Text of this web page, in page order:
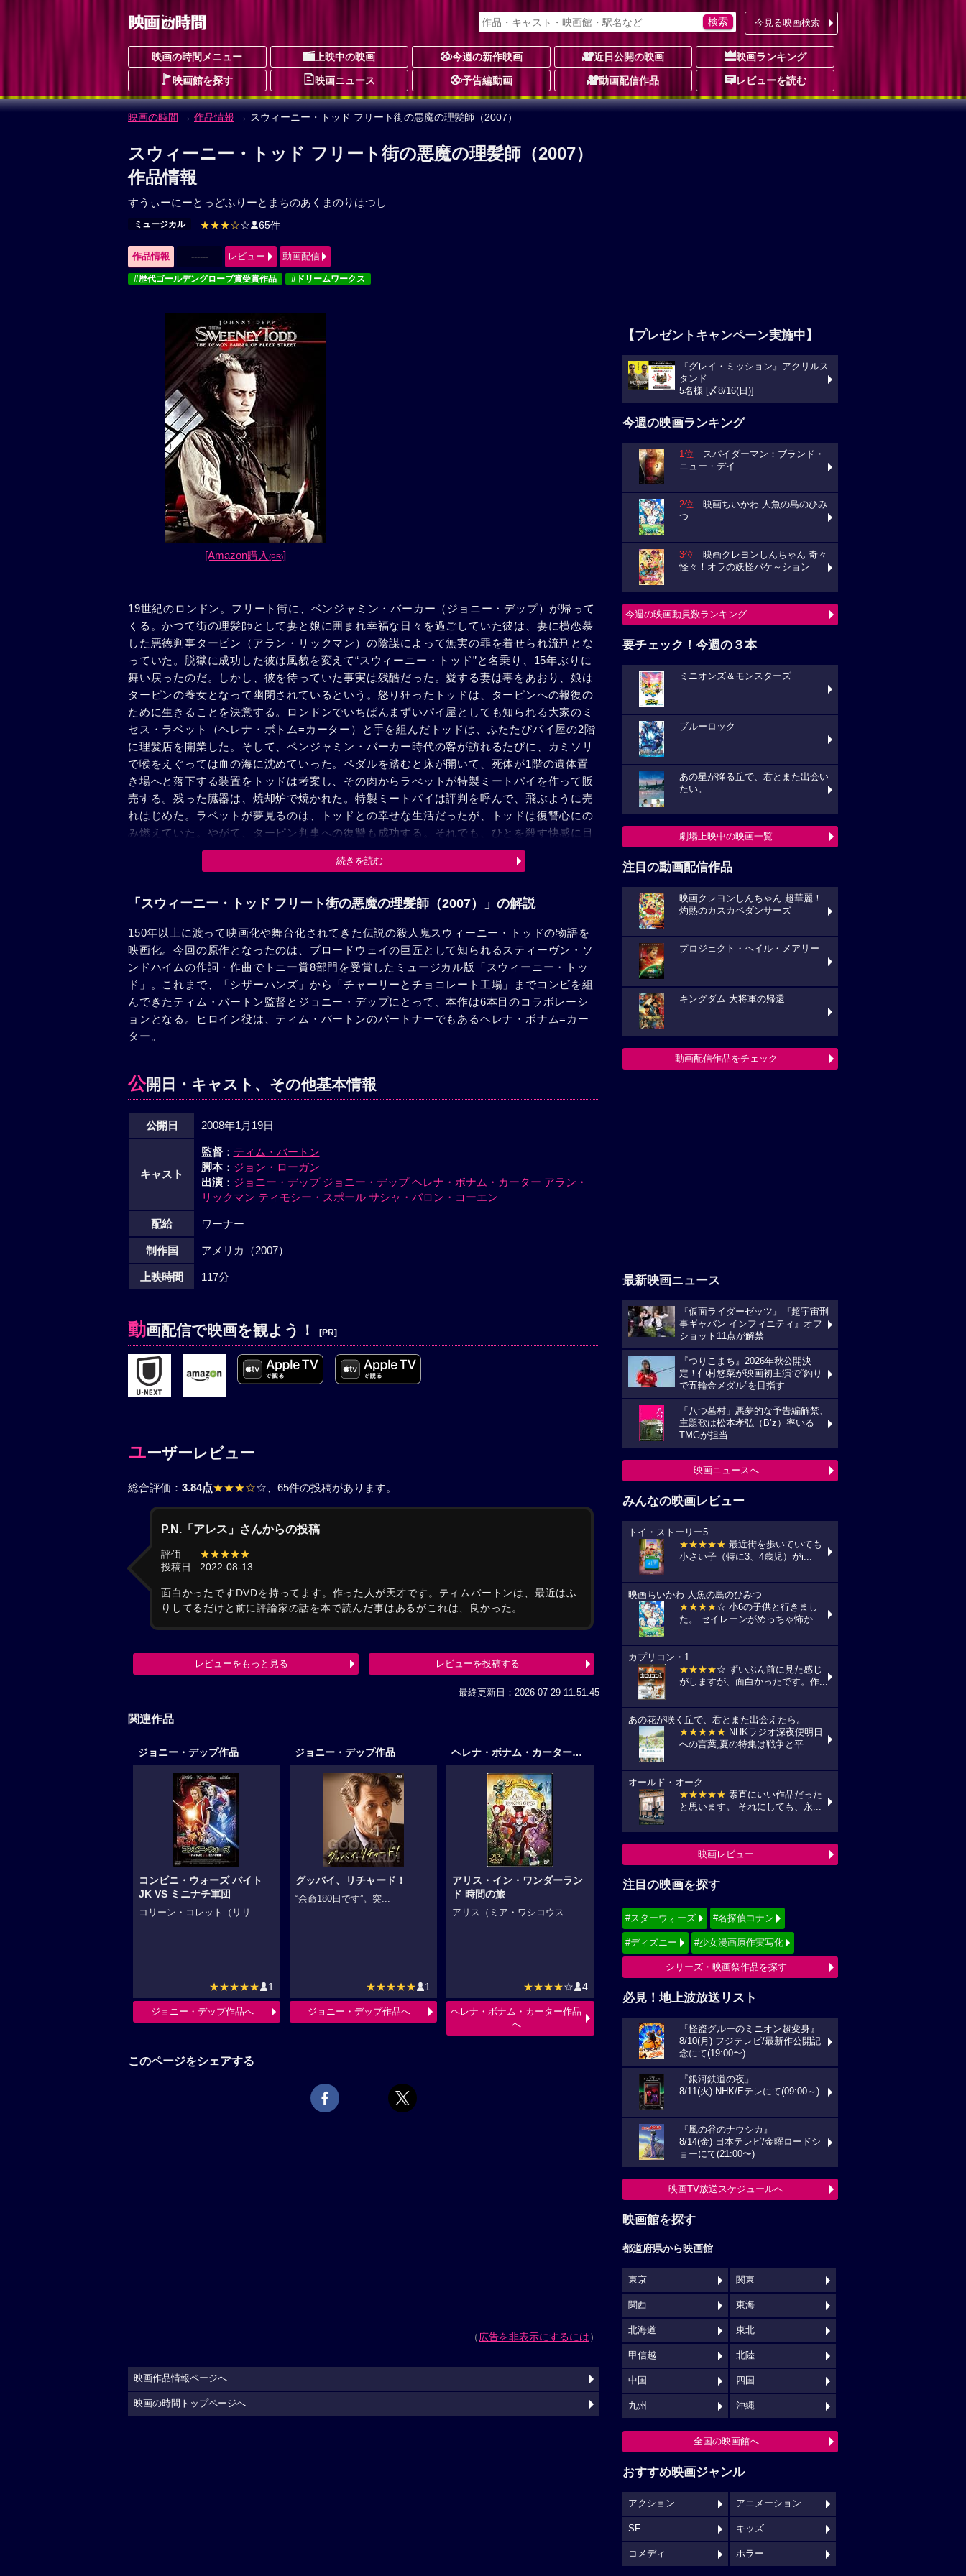
今見る映画検索
映画の時間メニュー 上映中の映画 今週の新作映画 近日公開の映画 映画ランキング
映画館を探す 映画ニュース 予告編動画 動画配信作品 レビューを読む
映画の時間 → 作品情報 → スウィーニー・トッド フリート街の悪魔の理髪師（2007）
スウィーニー・トッド フリート街の悪魔の理髪師（2007）
作品情報
すうぃーにーとっどふりーとまちのあくまのりはつし
ミュージカル ★★★☆☆ 65件
作品情報 ------ レビュー 動画配信
#歴代ゴールデングローブ賞受賞作品 #ドリームワークス
[Amazon購入(PR)]
19世紀のロンドン。フリート街に、ベンジャミン・バーカー（ジョニー・デップ）が帰って
くる。かつて街の理髪師として妻と娘に囲まれ幸福な日々を過ごしていた彼は、妻に横恋慕
した悪徳判事ターピン（アラン・リックマン）の陰謀によって無実の罪を着せられ流刑とな
っていた。脱獄に成功した彼は風貌を変えて“スウィーニー・トッド”と名乗り、15年ぶりに
舞い戻ったのだ。しかし、彼を待っていた事実は残酷だった。愛する妻は毒をあおり、娘は
ターピンの養女となって幽閉されているという。怒り狂ったトッドは、ターピンへの報復の
ために生きることを決意する。ロンドンでいちばんまずいパイ屋としても知られる大家のミ
セス・ラベット（ヘレナ・ボトム=カーター）と手を組んだトッドは、ふたたびパイ屋の2階
に理髪店を開業した。そして、ベンジャミン・バーカー時代の客が訪れるたびに、カミソリ
で喉をえぐっては血の海に沈めていった。ペダルを踏むと床が開いて、死体が1階の遺体置
き場へと落下する装置をトッドは考案し、その肉からラべットが特製ミートパイを作って販
売する。残った臓器は、焼却炉で焼かれた。特製ミートパイは評判を呼んで、飛ぶように売
れはじめた。ラベットが夢見るのは、トッドとの幸せな生活だったが、トッドは復讐心にの
み燃えていた。やがて、ターピン判事への復讐も成功する。それでも、ひとを殺す快感に目
覚めたトッドの凶行は止まらず、実は生きており精神をきたしてしまった自身の妻までも殺
害してしまう。妻の存在を隠していたラベットに憎悪を抱いたトッドは、ラベットまでも殺
いた。無差別殺人に気付いたトビーは、トッドの喉を掻き切る。そのとき、純粋だったトビ
続きを読む
「スウィーニー・トッド フリート街の悪魔の理髪師（2007）」の解説
150年以上に渡って映画化や舞台化されてきた伝説の殺人鬼スウィーニー・トッドの物語を
映画化。今回の原作となったのは、ブロードウェイの巨匠として知られるスティーヴン・ソ
ンドハイムの作詞・作曲でトニー賞8部門を受賞したミュージカル版「スウィーニー・トッ
ド」。これまで、「シザーハンズ」から「チャーリーとチョコレート工場」までコンビを組
んできたティム・バートン監督とジョニー・デップにとって、本作は6本目のコラボレーシ
ョンとなる。ヒロイン役は、ティム・バートンのパートナーでもあるヘレナ・ボナム=カー
ター。
公開日・キャスト、その他基本情報
公開日 2008年1月19日
キャスト
監督： ティム・バートン
脚本： ジョン・ローガン
出演： ジョニー・デップ ジョニー・デップ ヘレナ・ボナム・カーター アラン・
リックマン ティモシー・スポール サシャ・バロン・コーエン
配給 ワーナー
制作国 アメリカ（2007）
上映時間 117分
動画配信で映画を観よう！ [PR]
ユーザーレビュー
総合評価： 3.84点★★★☆☆ 、65件の投稿があります。
P.N.「アレス」さんからの投稿
評価
★★★★★
投稿日
2022-08-13
面白かったですDVDを持ってます。作った人が天才です。ティムバートンは、最近はふ
りしてるだけと前に評論家の話を本で読んだ事はあるがこれは、良かった。
レビューをもっと見る レビューを投稿する
最終更新日：2026-07-29 11:51:45
関連作品
ジョニー・デップ作品
コンビニ・ウォーズ バイト
JK VS ミニナチ軍団
コリーン・コレット（リリ...
★★★★★ 1
ジョニー・デップ作品へ
ジョニー・デップ作品
グッバイ、リチャード！
“余命180日です”。突...
★★★★★ 1
ジョニー・デップ作品へ
ヘレナ・ボナム・カーター作品
アリス・イン・ワンダーラン
ド 時間の旅
アリス（ミア・ワシコウス...
★★★★☆ 4
ヘレナ・ボナム・カーター作品
へ
このページをシェアする
（広告を非表示にするには）
【プレゼントキャンペーン実施中】
『グレイ・ミッション』アクリルス
タンド
5名様 [〆8/16(日)]
今週の映画ランキング
1位 スパイダーマン：ブランド・
ニュー・デイ
2位 映画ちいかわ 人魚の島のひみ
つ
3位 映画クレヨンしんちゃん 奇々
怪々！オラの妖怪バケ～ション
今週の映画動員数ランキング
要チェック！今週の３本
ミニオンズ＆モンスターズ
ブルーロック
あの星が降る丘で、君とまた出会い
たい。
劇場上映中の映画一覧
注目の動画配信作品
映画クレヨンしんちゃん 超華麗！
灼熱のカスカベダンサーズ
プロジェクト・ヘイル・メアリー
キングダム 大将軍の帰還
動画配信作品をチェック
最新映画ニュース
『仮面ライダーゼッツ』『超宇宙刑
事ギャバン インフィニティ』オフ
ショット11点が解禁
『つりこまち』2026年秋公開決
定！仲村悠菜が映画初主演で“釣り
で五輪金メダル”を目指す
「八つ墓村」悪夢的な予告編解禁、
主題歌は松本孝弘（B’z）率いる
TMGが担当
映画ニュースへ
みんなの映画レビュー
トイ・ストーリー5
★★★★★ 最近街を歩いていても
小さい子（特に3、4歳児）がi...
映画ちいかわ 人魚の島のひみつ
★★★★☆ 小6の子供と行きまし
た。 セイレーンがめっちゃ怖か...
カプリコン・1
★★★★☆ ずいぶん前に見た感じ
がしますが、面白かったです。作...
あの花が咲く丘で、君とまた出会えたら。
★★★★★ NHKラジオ深夜便明日
への言葉,夏の特集は戦争と平...
オールド・オーク
★★★★★ 素直にいい作品だった
と思います。 それにしても、永...
映画レビュー
注目の映画を探す
#スターウォーズ #名探偵コナン
#ディズニー #少女漫画原作実写化
シリーズ・映画祭作品を探す
必見！地上波放送リスト
『怪盗グルーのミニオン超変身』
8/10(月) フジテレビ/最新作公開記
念にて(19:00〜)
『銀河鉄道の夜』
8/11(火) NHK/Eテレにて(09:00～)
『風の谷のナウシカ』
8/14(金) 日本テレビ/金曜ロードシ
ョーにて(21:00〜)
映画TV放送スケジュールへ
映画館を探す
都道府県から映画館
東京 関東
関西 東海
北海道 東北
甲信越 北陸
中国 四国
九州 沖縄
全国の映画館へ
おすすめ映画ジャンル
アクション アニメーション
SF キッズ
コメディ ホラー
映画作品情報ページへ
映画の時間トップページへ